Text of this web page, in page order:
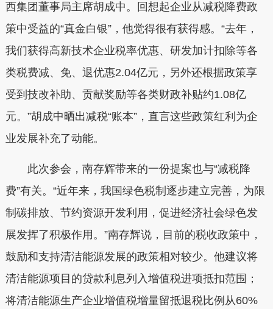
西集团董事局主席胡成中。回想起企业从减税降费政
策中受益的“真金白银”，他觉得很有获得感。“去年，
我们获得高新技术企业税率优惠、研发加计扣除等各
类税费减、免、退优惠2.04亿元，另外还根据政策享
受到技改补助、贡献奖励等各类财政补贴约1.08亿
元。”胡成中晒出减税“账本”，直言这些政策红利为企
业发展补充了动能。
此次参会，南存辉带来的一份提案也与“减税降
费”有关。“近年来，我国绿色税制逐步建立完善，为限
制碳排放、节约资源开发利用，促进经济社会绿色发
展发挥了积极作用。”南存辉说，目前的税收政策中，
鼓励和支持清洁能源发展的政策相对较少。他建议将
清洁能源项目的贷款利息列入增值税进项抵扣范围；
将清洁能源生产企业增值税增量留抵退税比例从60%